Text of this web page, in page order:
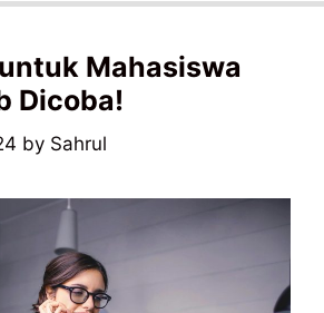
Mahasiswa
Dicoba!
by Sahrul